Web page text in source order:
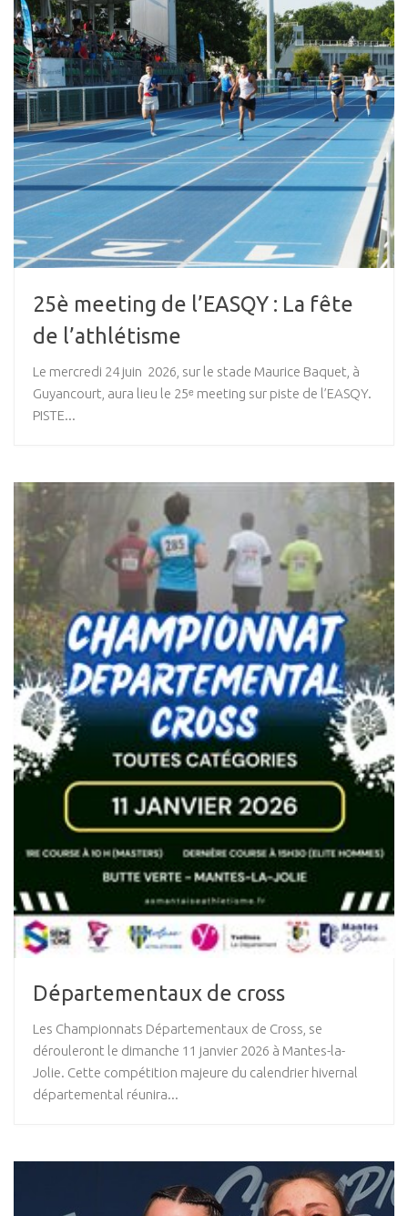
25è meeting de l’EASQY : La fête
de l’athlétisme
Le mercredi 24 juin 2026, sur le stade Maurice Baquet, à
Guyancourt, aura lieu le 25ᵉ meeting sur piste de l’EASQY.
PISTE...
Départementaux de cross
Les Championnats Départementaux de Cross, se
dérouleront le dimanche 11 janvier 2026 à Mantes-la-
Jolie. Cette compétition majeure du calendrier hivernal
départemental réunira...